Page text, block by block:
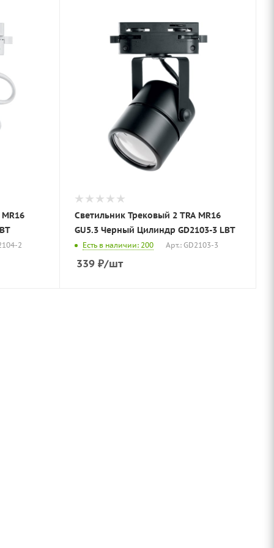
2
Светильник Трековый 2 TRA MR16
GU5.3 Черный Цилиндр GD2103-3 LBT
Есть в наличии: 200 Арт.: GD2103-3
339 ₽/шт